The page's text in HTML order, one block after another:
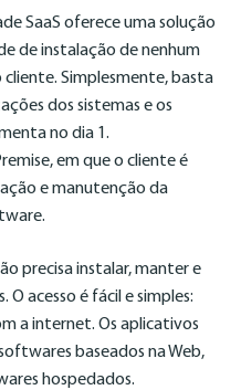
SaaS oferece uma solução
de instalação de nenhum
Simplesmente, basta
dos sistemas e os
no dia 1.
em que o cliente é
e manutenção da
precisa instalar, manter e
acesso é fácil e simples:
a internet. Os aplicativos
baseados na Web,
hospedados.